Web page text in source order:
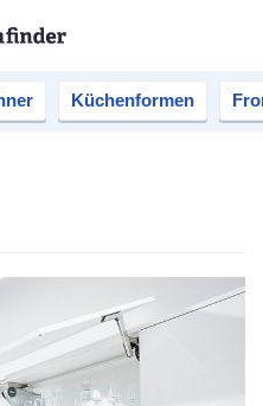
Küchenformen